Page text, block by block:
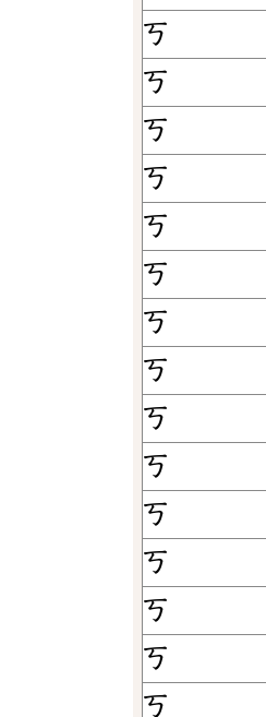
ㄎ
ㄎ
ㄎ
ㄎ
ㄎ
ㄎ
ㄎ
ㄎ
ㄎ
ㄎ
ㄎ
ㄎ
ㄎ
ㄎ
ㄎ